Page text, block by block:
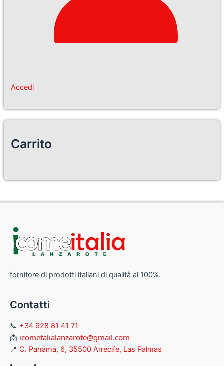
Accedi
Carrito
fornitore di prodotti italiani di qualità al 100%.
Contatti
📞 +34 928 81 41 71
📩 icometalialanzarote@gmail.com
📍 C. Panamá, 6, 35500 Arrecife, Las Palmas